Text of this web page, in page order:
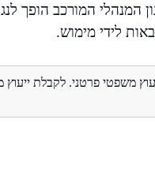
המנהלי המורכב הופך
לידי מימוש.
משפטי פרטני. לקבלת